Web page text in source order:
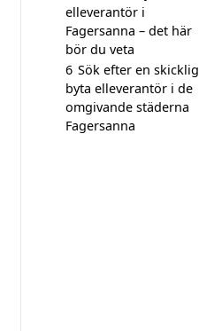
elleverantör i
Fagersanna – det här
bör du veta
6 Sök efter en skicklig
byta elleverantör i de
omgivande städerna
Fagersanna